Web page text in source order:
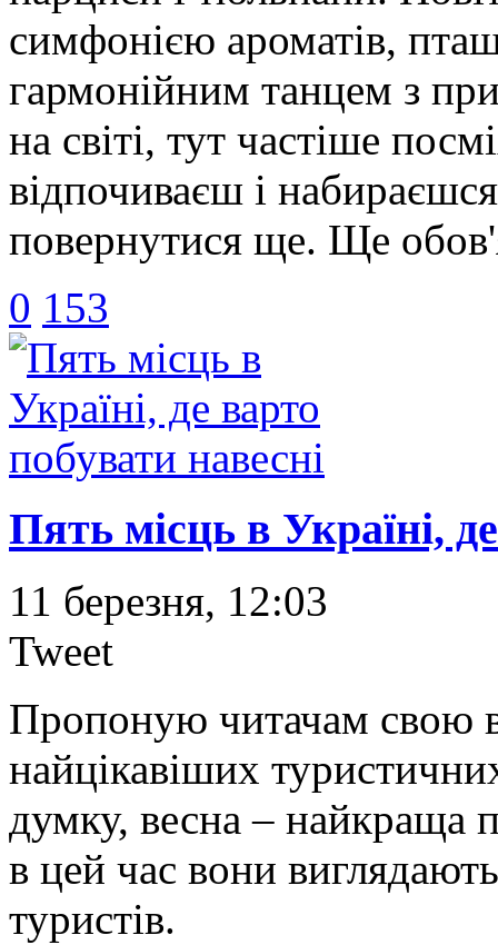
симфонією ароматів,
гармонійним танцем з
на світі, тут частіше
відпочиваєш і
повернутися ще. Ще
0 153
Пять місць в Україні,
11 березня, 12:03
Tweet
Пропоную читачам свою
найцікавіших
думку, весна – найкраща
в цей час вони
туристів.